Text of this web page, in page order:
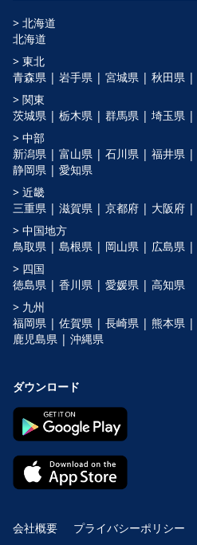
> 北海道
北海道
> 東北
青森県 | 岩手県 | 宮城県 | 秋田県 |
> 関東
茨城県 | 栃木県 | 群馬県 | 埼玉県 |
> 中部
新潟県 | 富山県 | 石川県 | 福井県 |
静岡県 | 愛知県
> 近畿
三重県 | 滋賀県 | 京都府 | 大阪府 |
> 中国地方
鳥取県 | 島根県 | 岡山県 | 広島県 |
> 四国
徳島県 | 香川県 | 愛媛県 | 高知県
> 九州
福岡県 | 佐賀県 | 長崎県 | 熊本県 |
鹿児島県 | 沖縄県
ダウンロード
会社概要 プライバシーポリシー